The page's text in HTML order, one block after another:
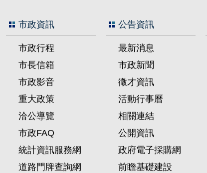
市政資訊
市政行程
市長信箱
市政影音
重大政策
洽公導覽
市政FAQ
統計資訊服務網
道路門牌查詢網
公告資訊
最新消息
市政新聞
徵才資訊
活動行事曆
相關連結
公開資訊
政府電子採購網
前瞻基礎建設